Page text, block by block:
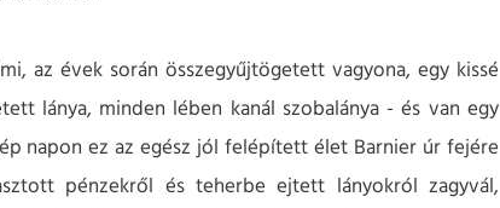
az évek során összegyűjtögetett vagyona, egy kissé
lánya, minden lében kanál szobalánya - és van egy
napon ez az egész jól felépített élet Barnier úr fejére
pénzekről és teherbe ejtett lányokról zagyvál,